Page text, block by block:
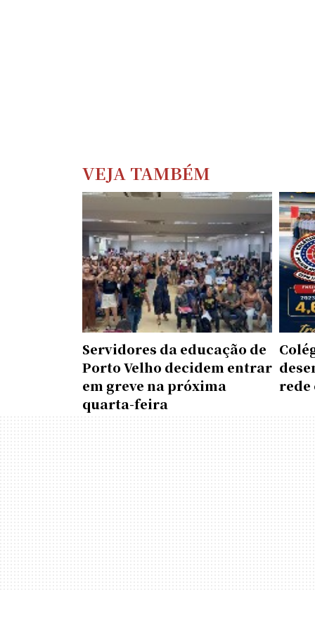
VEJA TAMBÉM
Servidores da educação de
Porto Velho decidem entrar
em greve na próxima
quarta-feira
rede